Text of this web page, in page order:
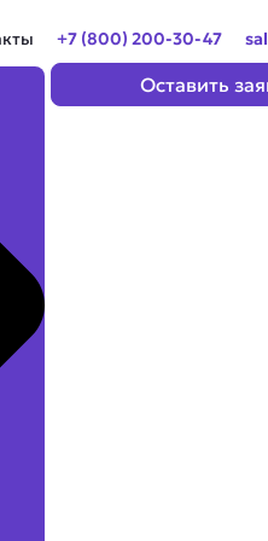
+7 (800) 200-30-47
Оставить